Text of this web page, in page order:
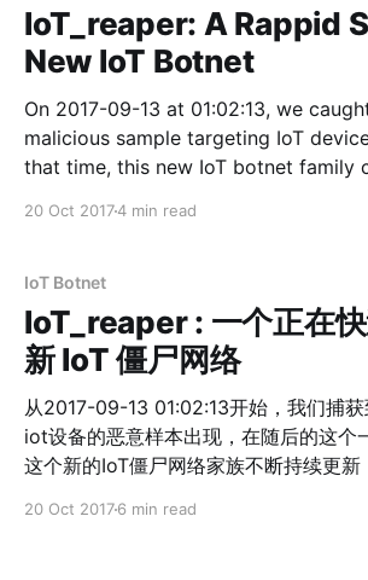
md5：7 个,详细见文末IoC 这个URL上的样本之间内聚关
系比较强，我们称为S簇。 后来进一步的分析，认为S簇
还包括其他一些样本；而在S簇之外，还
以及其他更小一些的未知簇。 S簇的样本构成 我们认为S
簇包含下面这些URL上的样本： *
hxxp://162.211.183.192/sa * hxxp:
IoT_reaper: A Rappid
New IoT Botnet
On 2017-09-13 at 01:02:13, we
malicious sample targeting IoT
that time, this new IoT botnet family
20 Oct 20174 min read
IoT Botnet
IoT_reaper : 一个正在
新 IoT 僵尸网络
从2017-09-13 01:02:13开始，我们捕
iot设备的恶意样本出现，在随后的这个
这个新的IoT僵尸网络家族不断持续更新
20 Oct 20176 min read